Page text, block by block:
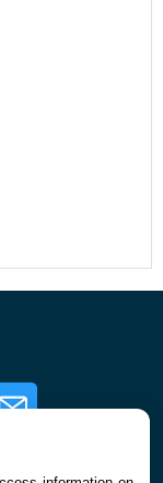
Newsletter